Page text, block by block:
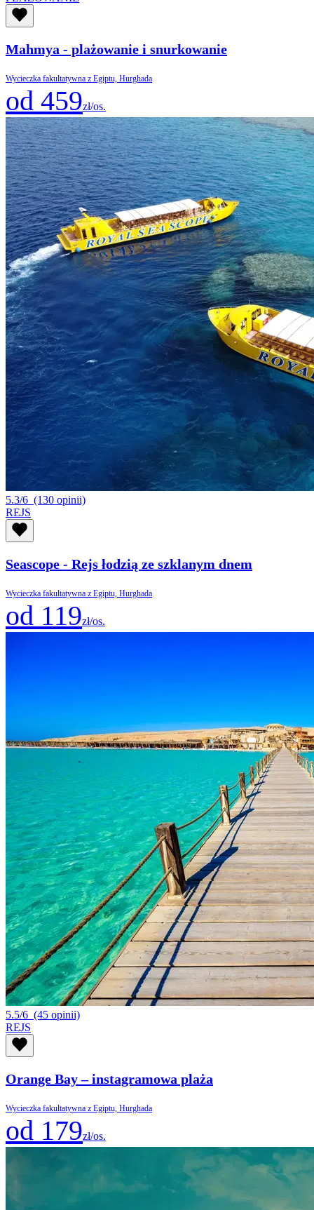
Mahmya - plażowanie i snurkowanie
Wycieczka fakultatywna z Egiptu, Hurghada
od 459zł/os.
5.3/6 (130 opinii)
REJS
Seascope - Rejs łodzią ze szklanym dnem
Wycieczka fakultatywna z Egiptu, Hurghada
od 119zł/os.
5.5/6 (45 opinii)
REJS
Orange Bay – instagramowa plaża
Wycieczka fakultatywna z Egiptu, Hurghada
od 179zł/os.